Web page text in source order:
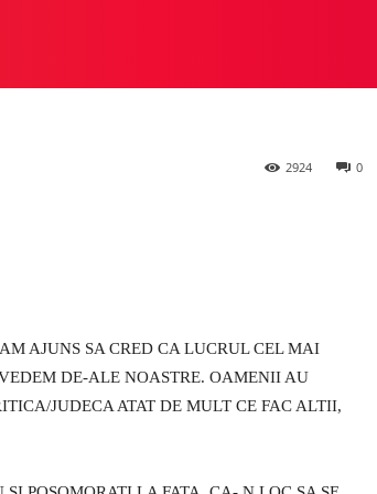
0
2924
AJUNS SA CRED CA LUCRUL CEL MAI
DE-ALE NOASTRE. OAMENII AU
JUDECA ATAT DE MULT CE FAC ALTII,